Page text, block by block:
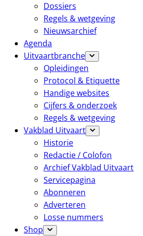
Dossiers
Regels & wetgeving
Nieuwsarchief
Agenda
Uitvaartbranche
Opleidingen
Protocol & Etiquette
Handige websites
Cijfers & onderzoek
Regels & wetgeving
Vakblad Uitvaart
Historie
Redactie / Colofon
Archief Vakblad Uitvaart
Servicepagina
Abonneren
Adverteren
Losse nummers
Shop